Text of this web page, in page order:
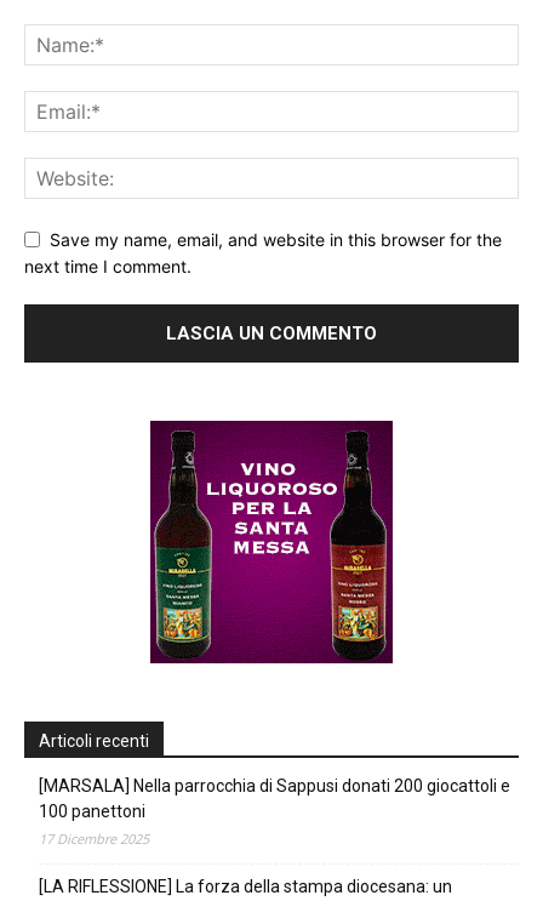
Save my name, email, and website in this browser for the
next time I comment.
Articoli recenti
[MARSALA] Nella parrocchia di Sappusi donati 200 giocattoli e
100 panettoni
17 Dicembre 2025
[LA RIFLESSIONE] La forza della stampa diocesana: un